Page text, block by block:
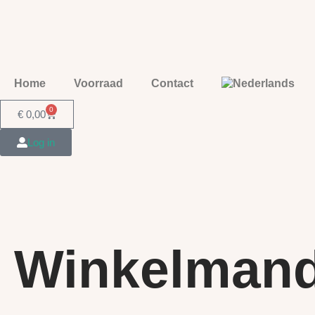
Home Voorraad Contact
€ 0,00 0
Log in